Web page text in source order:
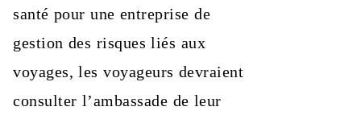
santé pour une entreprise de
gestion des risques liés aux
voyages, les voyageurs devraient
consulter l’ambassade de leur